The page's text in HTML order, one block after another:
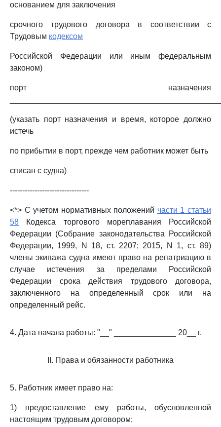
основанием для заключения
срочного трудового договора в соответствии с
Трудовым кодексом
Российской Федерации или иным федеральным
законом)
порт назначения
(указать порт назначения и время, которое должно
истечь
по прибытии в порт, прежде чем работник может быть
списан с судна)
--------------------------------
<*> С учетом нормативных положений части 1 статьи
58 Кодекса торгового мореплавания Российской
Федерации (Собрание законодательства Российской
Федерации, 1999, N 18, ст. 2207; 2015, N 1, ст. 89)
члены экипажа судна имеют право на репатриацию в
случае истечения за пределами Российской
Федерации срока действия трудового договора,
заключенного на определенный срок или на
определенный рейс.
4. Дата начала работы: "__" ______________ 20__ г.
II. Права и обязанности работника
5. Работник имеет право на:
1) предоставление ему работы, обусловленной
настоящим трудовым договором;